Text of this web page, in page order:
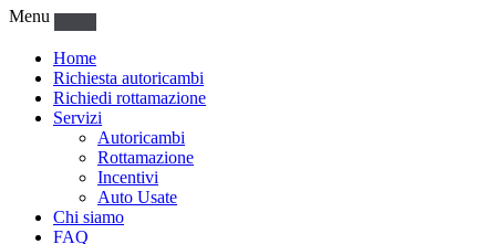
Menu
Home
Richiesta autoricambi
Richiedi rottamazione
Servizi
Autoricambi
Rottamazione
Incentivi
Auto Usate
Chi siamo
FAQ